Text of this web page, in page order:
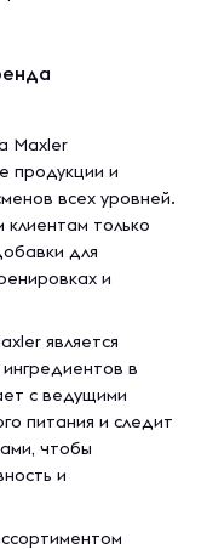
Maxler
продукции и
всех уровней.
только
для
и
является
в
с ведущими
питания и следит
чтобы
и